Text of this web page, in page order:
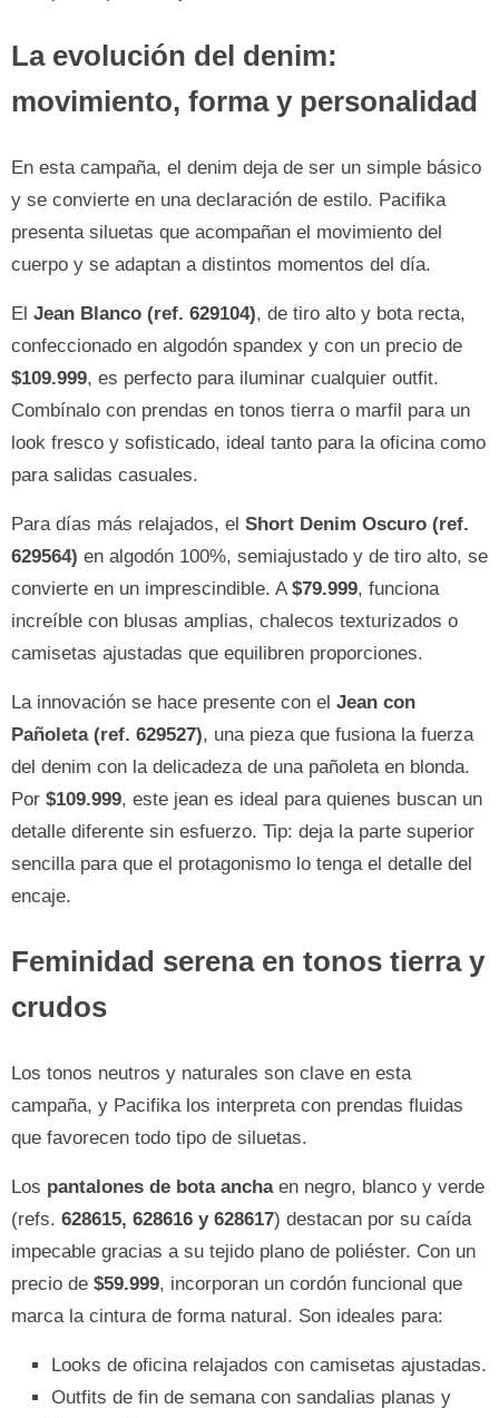
La evolución del denim:
movimiento, forma y personalidad
En esta campaña, el denim deja de ser un simple básico
y se convierte en una declaración de estilo. Pacifika
presenta siluetas que acompañan el movimiento del
cuerpo y se adaptan a distintos momentos del día.
El Jean Blanco (ref. 629104), de tiro alto y bota recta,
confeccionado en algodón spandex y con un precio de
$109.999, es perfecto para iluminar cualquier outfit.
Combínalo con prendas en tonos tierra o marfil para un
look fresco y sofisticado, ideal tanto para la oficina como
para salidas casuales.
Para días más relajados, el Short Denim Oscuro (ref.
629564) en algodón 100%, semiajustado y de tiro alto, se
convierte en un imprescindible. A $79.999, funciona
increíble con blusas amplias, chalecos texturizados o
camisetas ajustadas que equilibren proporciones.
La innovación se hace presente con el Jean con
Pañoleta (ref. 629527), una pieza que fusiona la fuerza
del denim con la delicadeza de una pañoleta en blonda.
Por $109.999, este jean es ideal para quienes buscan un
detalle diferente sin esfuerzo. Tip: deja la parte superior
sencilla para que el protagonismo lo tenga el detalle del
encaje.
Feminidad serena en tonos tierra y
crudos
Los tonos neutros y naturales son clave en esta
campaña, y Pacifika los interpreta con prendas fluidas
que favorecen todo tipo de siluetas.
Los pantalones de bota anchaen negro, blanco y verde
(refs. 628615, 628616 y 628617) destacan por su caída
impecable gracias a su tejido plano de poliéster. Con un
precio de $59.999, incorporan un cordón funcional que
marca la cintura de forma natural. Son ideales para:
Looks de oficina relajados con camisetas ajustadas.
Outfits de fin de semana con sandalias planas y